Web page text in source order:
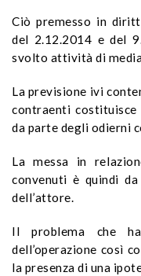
Ciò premesso in
del 2.12.2014 e del
svolto attività di
La previsione ivi
contraenti
da parte degli odierni
La messa in
convenuti è quindi da
dell’attore.
Il problema che
dell’operazione così
la presenza di una